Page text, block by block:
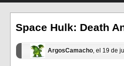
Space Hulk: Death
ArgosCamacho, el 19 de